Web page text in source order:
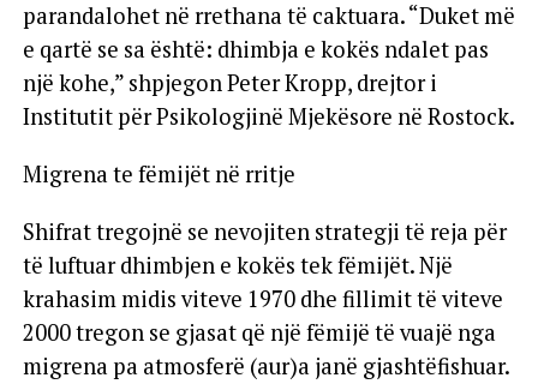
parandalohet në rrethana të caktuara. “Duket më
e qartë se sa është: dhimbja e kokës ndalet pas
një kohe,” shpjegon Peter Kropp, drejtor i
Institutit për Psikologjinë Mjekësore në Rostock.
Migrena te fëmijët në rritje
Shifrat tregojnë se nevojiten strategji të reja për
të luftuar dhimbjen e kokës tek fëmijët. Një
krahasim midis viteve 1970 dhe fillimit të viteve
2000 tregon se gjasat që një fëmijë të vuajë nga
migrena pa atmosferë (aur)a janë gjashtëfishuar.